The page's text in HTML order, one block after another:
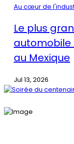
Au cœur de
Le plus
automobile
au Mexique
Jul 13, 2026